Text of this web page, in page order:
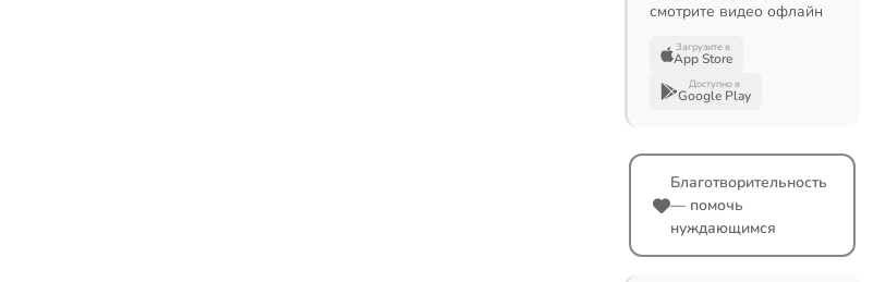
смотрите видео офлайн
Загрузите в
App Store
Доступно в
Google Play
Благотворительность
— помочь
нуждающимся